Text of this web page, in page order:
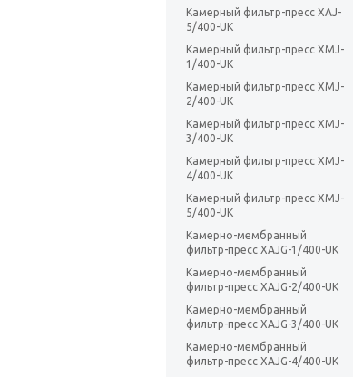
Камерный фильтр-пресс XAJ-
5/400-UK
Камерный фильтр-пресс XMJ-
1/400-UK
Камерный фильтр-пресс XMJ-
2/400-UK
Камерный фильтр-пресс XMJ-
3/400-UK
Камерный фильтр-пресс XMJ-
4/400-UK
Камерный фильтр-пресс XMJ-
5/400-UK
Камерно-мембранный
фильтр-пресс XAJG-1/400-UK
Камерно-мембранный
фильтр-пресс XAJG-2/400-UK
Камерно-мембранный
фильтр-пресс XAJG-3/400-UK
Камерно-мембранный
фильтр-пресс XAJG-4/400-UK